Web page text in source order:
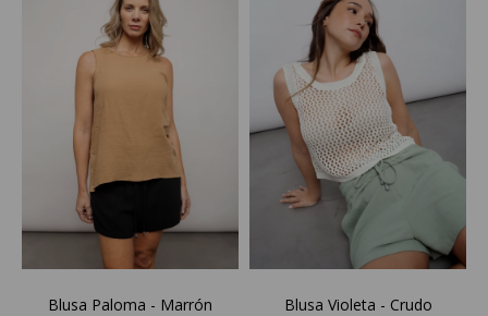
Blusa Paloma - Marrón
Blusa Violeta - Crudo